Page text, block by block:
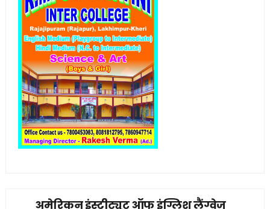
अमेरिकन इंस्टीट्यूट ऑफ इंग्लिश लैंग्वेज